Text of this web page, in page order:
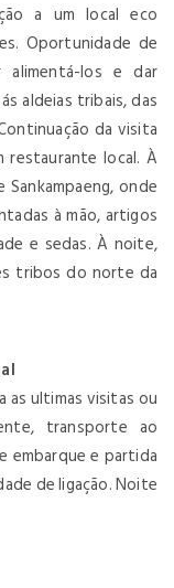
a um local eco
Oportunidade de
alimentá-los e dar
aldeias tribais, das
da visita
restaurante local. À
onde
à mão, artigos
e sedas. À noite,
tribos do norte da
as ultimas visitas ou
transporte ao
embarque e partida
de ligação. Noite